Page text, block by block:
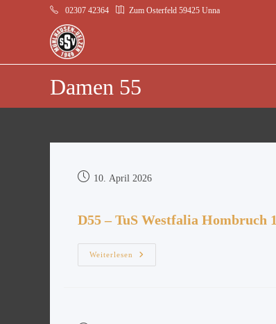
02307 42364 Zum Osterfeld 59425 Unna
Damen 55
10. April 2026
D55 – TuS Westfalia Hombruch 1
Weiterlesen